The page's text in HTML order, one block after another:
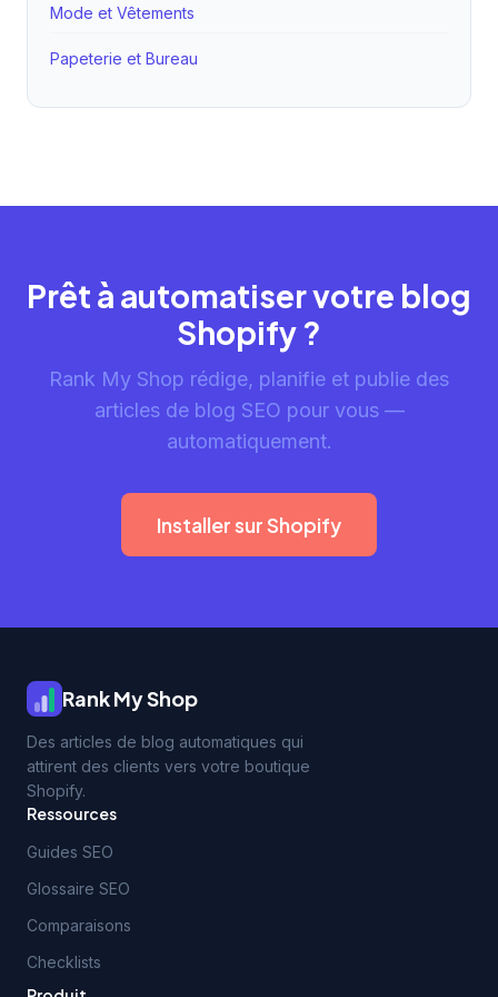
Mode et Vêtements
Papeterie et Bureau
Prêt à automatiser votre blog
Shopify ?
Rank My Shop rédige, planifie et publie des
articles de blog SEO pour vous —
automatiquement.
Installer sur Shopify
Rank My Shop
Des articles de blog automatiques qui
attirent des clients vers votre boutique
Shopify.
Ressources
Guides SEO
Glossaire SEO
Comparaisons
Checklists